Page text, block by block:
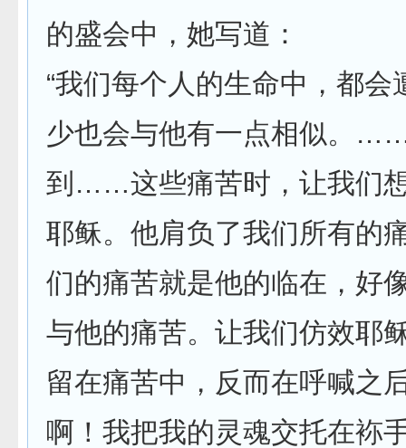
的盛会中，她写道：
“我们每个人的生命中，都会
少也会与他有一点相似。
到……这些痛苦时，让我们
耶稣。他肩负了我们所有的
们的痛苦就是他的临在，好
与他的痛苦。让我们仿效耶
留在痛苦中，反而在呼喊之
啊！我把我的灵魂交托在袮